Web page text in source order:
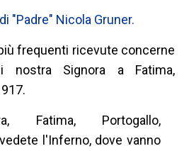
"Padre" Nicola Gruner.
frequenti ricevute concerne
nostra Signora a Fatima,
Fatima, Portogallo,
l'Inferno, dove vanno